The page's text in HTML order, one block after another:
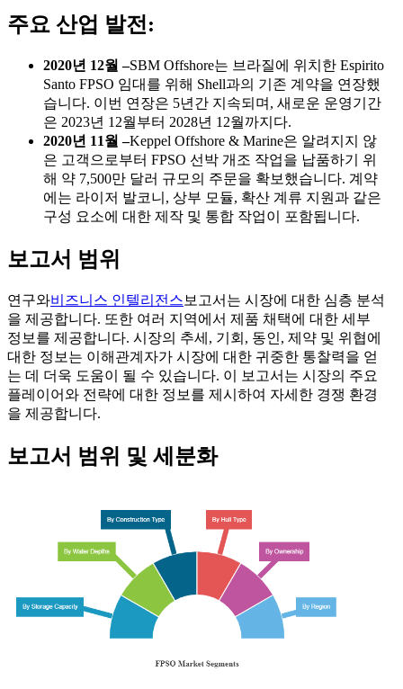
주요 산업 발전:
2020년 12월 –SBM Offshore는 브라질에 위치한 Espirito
Santo FPSO 임대를 위해 Shell과의 기존 계약을 연장했
습니다. 이번 연장은 5년간 지속되며, 새로운 운영기간
은 2023년 12월부터 2028년 12월까지다.
2020년 11월 –Keppel Offshore & Marine은 알려지지 않
은 고객으로부터 FPSO 선박 개조 작업을 납품하기 위
해 약 7,500만 달러 규모의 주문을 확보했습니다. 계약
에는 라이저 발코니, 상부 모듈, 확산 계류 지원과 같은
구성 요소에 대한 제작 및 통합 작업이 포함됩니다.
보고서 범위
연구와비즈니스 인텔리전스 보고서는 시장에 대한 심층 분석
을 제공합니다. 또한 여러 지역에서 제품 채택에 대한 세부
정보를 제공합니다. 시장의 추세, 기회, 동인, 제약 및 위협에
대한 정보는 이해관계자가 시장에 대한 귀중한 통찰력을 얻
는 데 더욱 도움이 될 수 있습니다. 이 보고서는 시장의 주요
플레이어와 전략에 대한 정보를 제시하여 자세한 경쟁 환경
을 제공합니다.
보고서 범위 및 세분화